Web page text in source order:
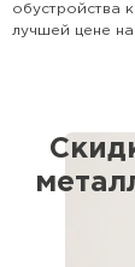
обустройства
лучшей цене
частными